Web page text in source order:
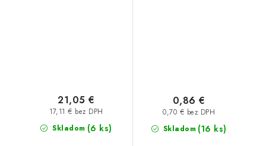
Skladom (6 ks)
17,11 € bez DPH
21,05 €
Skladom (16 ks)
0,70 € bez DPH
0,86 €